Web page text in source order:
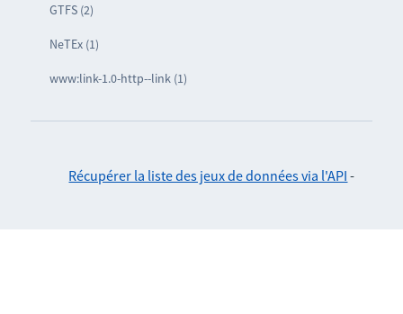
GTFS (2)
NeTEx (1)
www:link-1.0-http--link (1)
Récupérer la liste des jeux de données via l'API -